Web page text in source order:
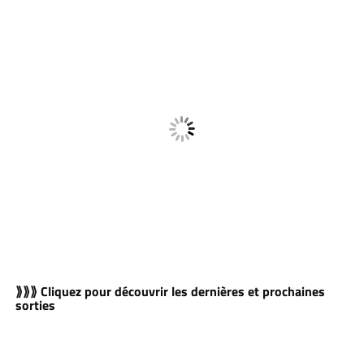
⟫⟫⟫ Cliquez pour découvrir les dernières et prochaines
sorties